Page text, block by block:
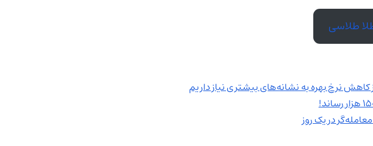
طلاسی
نرخ بهره به نشانه‌های بیشتری نیاز داریم